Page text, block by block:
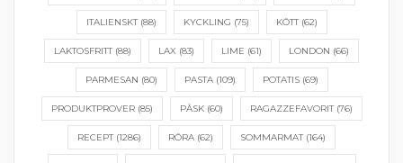
ITALIENSKT(88) KYCKLING (75) KÖTT(62)
LAKTOSFRITT(88) LAX (83) LIME (61) LONDON (66)
PARMESAN (80) PASTA(109) POTATIS(69)
PRODUKTPROVER(85) PÅSK(60) RAGAZZEFAVORIT(76)
RECEPT(1286) RÖRA (62) SOMMARMAT(164)